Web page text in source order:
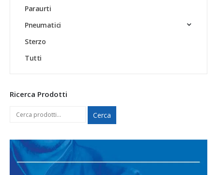
Paraurti
Pneumatici
Sterzo
Tutti
Ricerca Prodotti
Cerca